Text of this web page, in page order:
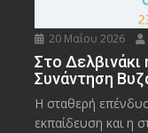
20 Μαΐου 2026
Στο Δελβινάκι
Συνάντηση
Η σταθερή
εκπαίδευση και η